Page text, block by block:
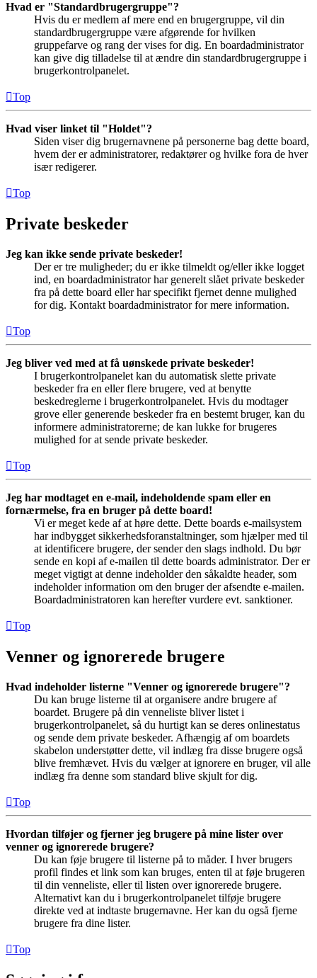
Hvad er "Standardbrugergruppe"?
Hvis du er medlem af mere end en brugergruppe, vil din
standardbrugergruppe være afgørende for hvilken
gruppefarve og rang der vises for dig. En boardadministrator
kan give dig tilladelse til at ændre din standardbrugergruppe i
brugerkontrolpanelet.
Top
Hvad viser linket til "Holdet"?
Siden viser dig brugernavnene på personerne bag dette board,
hvem der er administratorer, redaktører og hvilke fora de hver
især redigerer.
Top
Private beskeder
Jeg kan ikke sende private beskeder!
Der er tre muligheder; du er ikke tilmeldt og/eller ikke logget
ind, en boardadministrator har generelt slået private beskeder
fra på dette board eller har specifikt fjernet denne mulighed
for dig. Kontakt boardadministrator for mere information.
Top
Jeg bliver ved med at få uønskede private beskeder!
I brugerkontrolpanelet kan du automatisk slette private
beskeder fra en eller flere brugere, ved at benytte
beskedreglerne i brugerkontrolpanelet. Hvis du modtager
grove eller generende beskeder fra en bestemt bruger, kan du
informere administratorerne; de kan lukke for brugeres
mulighed for at sende private beskeder.
Top
Jeg har modtaget en e-mail, indeholdende spam eller en
fornærmelse, fra en bruger på dette board!
Vi er meget kede af at høre dette. Dette boards e-mailsystem
har indbygget sikkerhedsforanstaltninger, som hjælper med til
at identificere brugere, der sender den slags indhold. Du bør
sende en kopi af e-mailen til dette boards administrator. Der er
meget vigtigt at denne indeholder den såkaldte header, som
indeholder information om den bruger der afsendte e-mailen.
Boardadministratoren kan herefter vurdere evt. sanktioner.
Top
Venner og ignorerede brugere
Hvad indeholder listerne "Venner og ignorerede brugere"?
Du kan bruge listerne til at organisere andre brugere af
boardet. Brugere på din venneliste bliver listet i
brugerkontrolpanelet, så du hurtigt kan se deres onlinestatus
og sende dem private beskeder. Afhængig af om boardets
skabelon understøtter dette, vil indlæg fra disse brugere også
blive fremhævet. Hvis du vælger at ignorere en bruger, vil alle
indlæg fra denne som standard blive skjult for dig.
Top
Hvordan tilføjer og fjerner jeg brugere på mine lister over
venner og ignorerede brugere?
Du kan føje brugere til listerne på to måder. I hver brugers
profil findes et link som kan bruges, enten til at føje brugeren
til din venneliste, eller til listen over ignorerede brugere.
Alternativt kan du i brugerkontrolpanelet tilføje brugere
direkte ved at indtaste brugernavne. Her kan du også fjerne
brugere fra dine lister.
Top